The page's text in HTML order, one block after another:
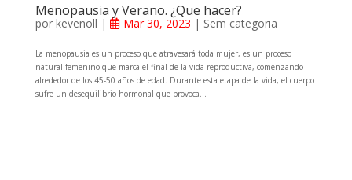
Menopausia y Verano. ¿Que hacer?
por kevenoll | Mar 30, 2023 | Sem categoria
La menopausia es un proceso que atravesará toda mujer, es un proceso
natural femenino que marca el final de la vida reproductiva, comenzando
alrededor de los 45-50 años de edad. Durante esta etapa de la vida, el cuerpo
sufre un desequilibrio hormonal que provoca...